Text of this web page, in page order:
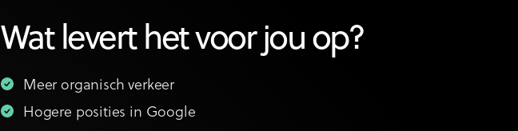
Wat levert het voor jou op?
Meer organisch verkeer
Hogere posities in Google